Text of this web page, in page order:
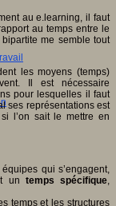
au e.learning, il faut
au temps entre le
me semble tout
les moyens (temps)
Il est nécessaire
pour lesquelles il faut
ses représentations est
l’on sait le mettre en
qui s’engagent,
un temps spécifique,
temps et les structures